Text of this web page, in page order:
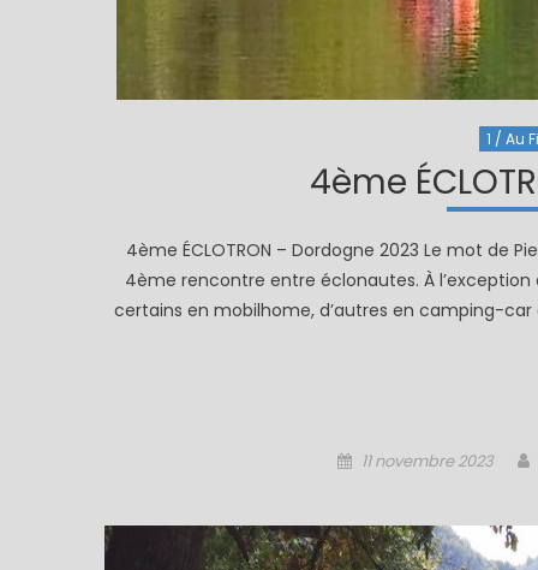
1 / Au
4ème
4ème ÉCLOTRON – Dordogne 2023 Le mot de
4ème rencontre entre éclonautes. À
certains en mobilhome, d’autres en camping-
Posted
11 novembre 2023